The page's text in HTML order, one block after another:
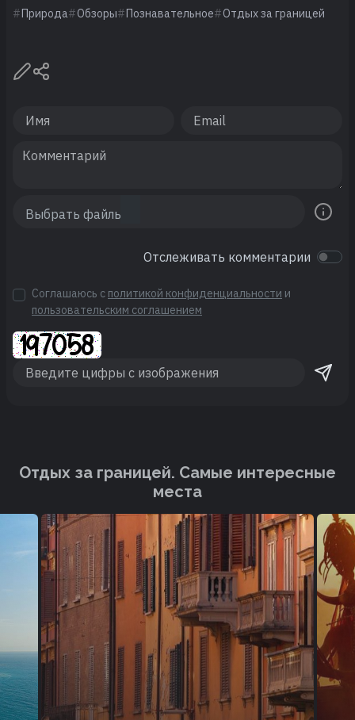
Природа Обзоры Познавательное Отдых за границей
Отслеживать комментарии
Соглашаюсь с политикой конфиденциальности и
пользовательским соглашением
Отдых за границей. Cамые интересные
места